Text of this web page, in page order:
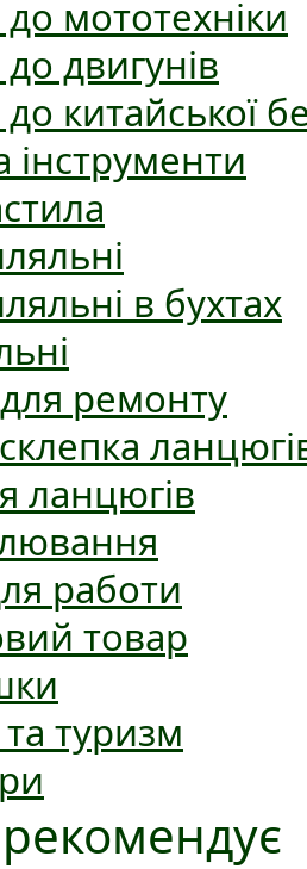
мототехніки
двигунів
китайської
інструменти
в бухтах
ремонту
ланцюгів
работи
товар
туризм